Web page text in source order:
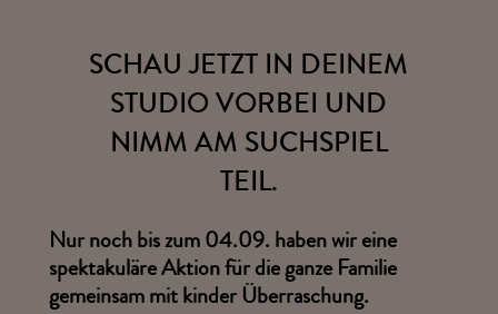
SCHAU JETZT IN DEINEM
STUDIO VORBEI UND
NIMM AM SUCHSPIEL
TEIL.
Nur noch bis zum 04.09. haben wir eine
spektakuläre Aktion für die ganze Familie
gemeinsam mit kinder Überraschung.